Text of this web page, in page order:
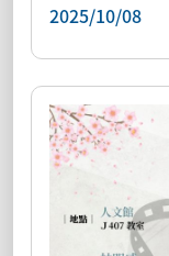
2025/10/08